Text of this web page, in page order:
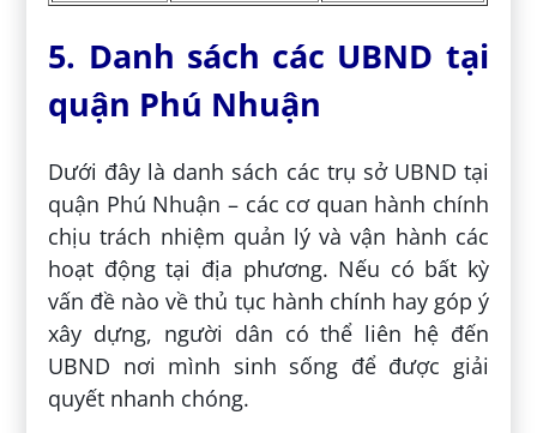
5. Danh sách các UBND tại
quận Phú Nhuận
Dưới đây là danh sách các trụ sở UBND tại
quận Phú Nhuận – các cơ quan hành chính
chịu trách nhiệm quản lý và vận hành các
hoạt động tại địa phương. Nếu có bất kỳ
vấn đề nào về thủ tục hành chính hay góp ý
xây dựng, người dân có thể liên hệ đến
UBND nơi mình sinh sống để được giải
quyết nhanh chóng.